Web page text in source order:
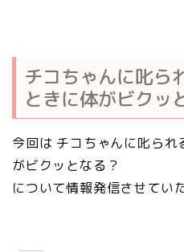
チコちゃんに叱ら
ときに体がビク
今回は チコちゃんに叱ら
がビクッとなる？
について情報発信させてい